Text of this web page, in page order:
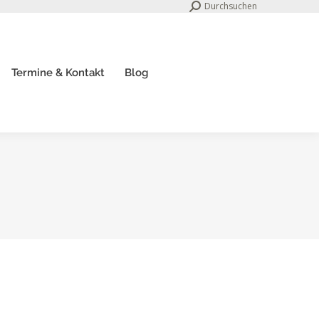
Search:Durchsuchen
Termine & Kontakt Blog